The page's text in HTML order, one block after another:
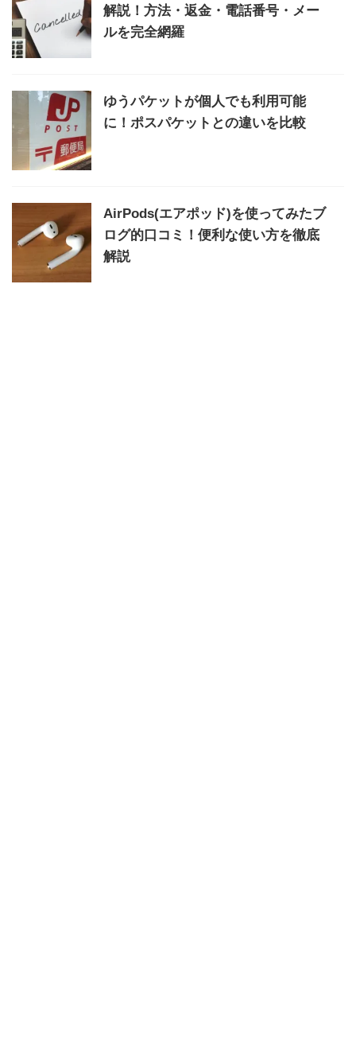
解説！方法・返金・電話番号・メー
ルを完全網羅
ゆうパケットが個人でも利用可能
に！ポスパケットとの違いを比較
AirPods(エアポッド)を使ってみたブ
ログ的口コミ！便利な使い方を徹底
解説